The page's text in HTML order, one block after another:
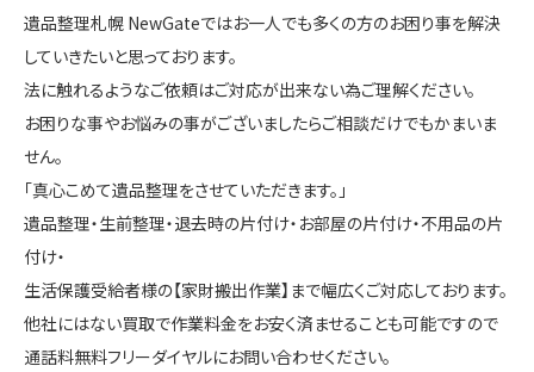
遺品整理札幌 NewGateではお一人でも多くの方のお困り事を解決
していきたいと思っております。
法に触れるようなご依頼はご対応が出来ない為ご理解ください。
お困りな事やお悩みの事がございましたらご相談だけでもかまいま
せん。
「真心こめて遺品整理をさせていただきます。」
遺品整理・生前整理・退去時の片付け・お部屋の片付け・不用品の片
付け・
生活保護受給者様の【家財搬出作業】まで幅広くご対応しております。
他社にはない買取で作業料金をお安く済ませることも可能ですので
通話料無料フリーダイヤルにお問い合わせください。